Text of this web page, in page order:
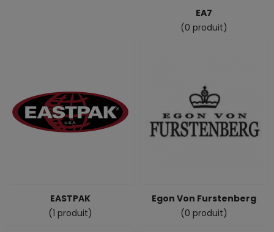
EA7
(0 produit)
EASTPAK
(1 produit)
Egon Von Furstenberg
(0 produit)